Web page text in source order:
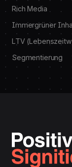
Rich Media
Immergrüner
LTV
Segmentierung